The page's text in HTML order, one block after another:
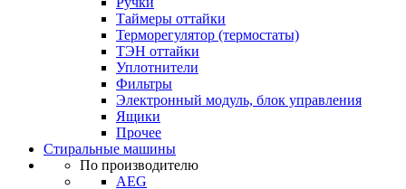
Таймеры оттайки
Терморегулятор (термостаты)
ТЭН оттайки
Уплотнители
Фильтры
Электронный модуль, блок управления
Ящики
Прочее
Стиральные машины
По производителю
AEG